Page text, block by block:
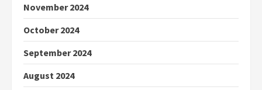
November 2024
October 2024
September 2024
August 2024